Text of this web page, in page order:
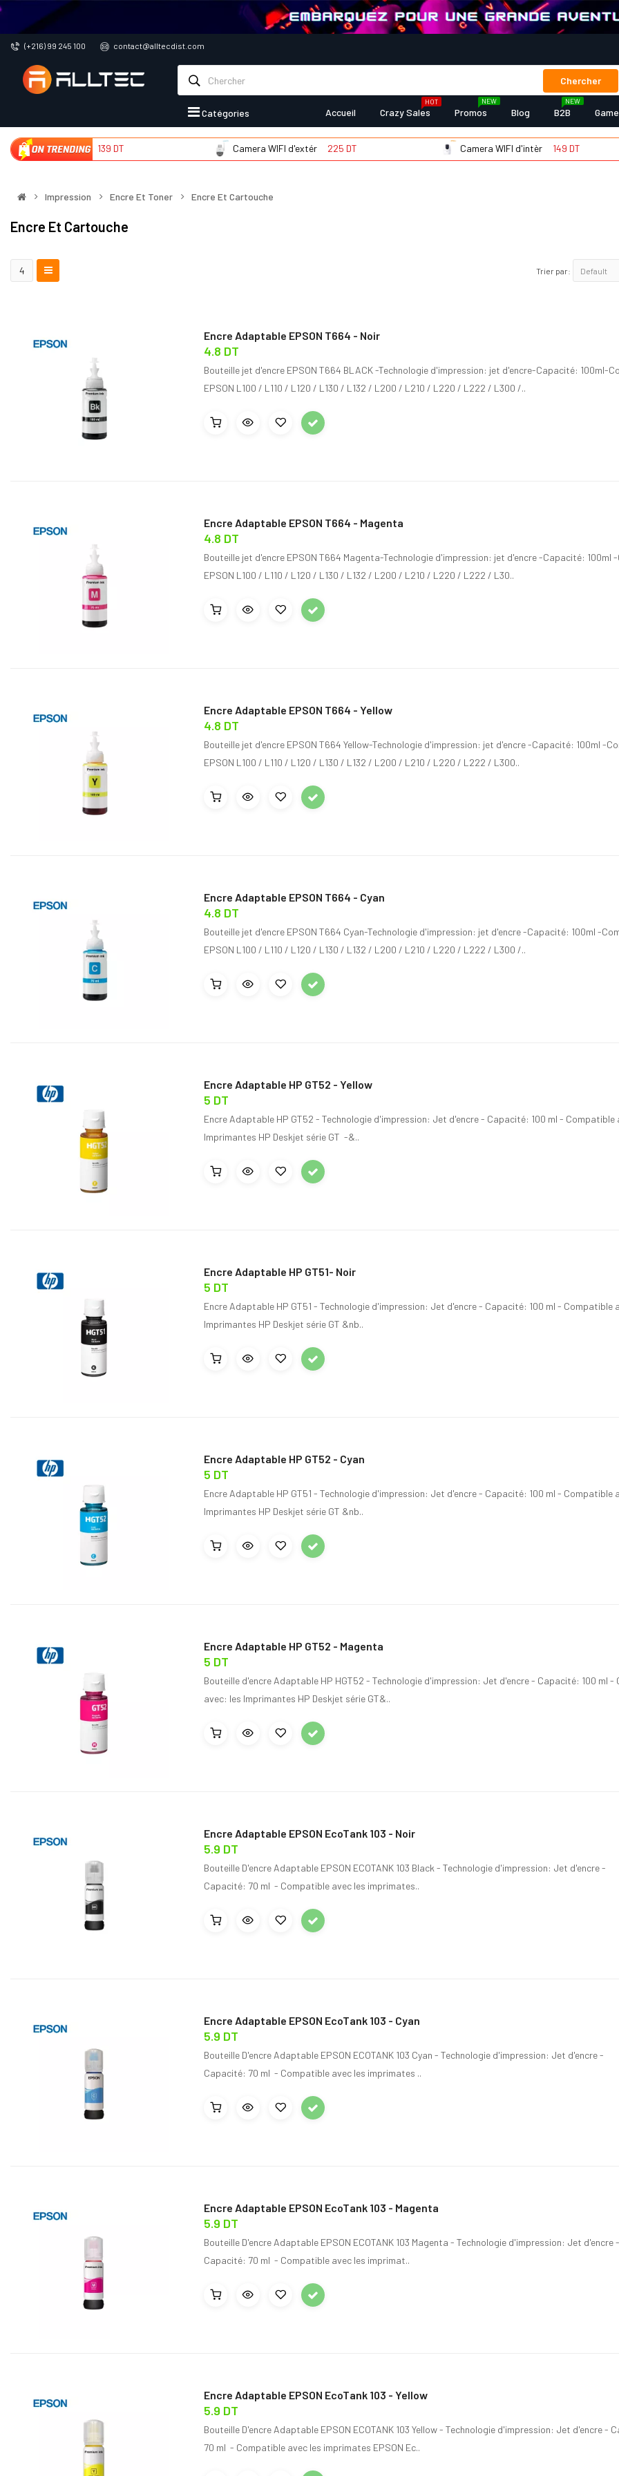
(+216) 99 245 100 contact@alltecdist.com
Chercher
Catégories Accueil Crazy Sales
HOT
Promos
NEW
Blog B2B
NEW
d'intér 139 DT Camera WIFI d'extér 225 DT Camera WIFI d'intèr 149 DT
Impression Encre Et Toner Encre Et Cartouche
Encre Et Cartouche
4 Trier par:
Encre Adaptable EPSON T664 - Noir
4.8 DT
Bouteille jet d'encre EPSON T664 BLACK -Technologie d'impression: jet d'encre-Capacité: 100ml-
EPSON L100 / L110 / L120 / L130 / L132 / L200 / L210 / L220 / L222 / L300 /..
Encre Adaptable EPSON T664 - Magenta
4.8 DT
Bouteille jet d'encre EPSON T664 Magenta-Technologie d'impression: jet d'encre -Capacité: 100ml
EPSON L100 / L110 / L120 / L130 / L132 / L200 / L210 / L220 / L222 / L30..
Encre Adaptable EPSON T664 - Yellow
4.8 DT
Bouteille jet d'encre EPSON T664 Yellow-Technologie d'impression: jet d'encre -Capacité: 100ml -
EPSON L100 / L110 / L120 / L130 / L132 / L200 / L210 / L220 / L222 / L300..
Encre Adaptable EPSON T664 - Cyan
4.8 DT
Bouteille jet d'encre EPSON T664 Cyan-Technologie d'impression: jet d'encre -Capacité: 100ml -
EPSON L100 / L110 / L120 / L130 / L132 / L200 / L210 / L220 / L222 / L300 /..
Encre Adaptable HP GT52 - Yellow
5 DT
Encre Adaptable HP GT52 - Technologie d'impression: Jet d'encre - Capacité: 100 ml - Compatible
Imprimantes HP Deskjet série GT -&..
Encre Adaptable HP GT51- Noir
5 DT
Encre Adaptable HP GT51 - Technologie d'impression: Jet d'encre - Capacité: 100 ml - Compatible
Imprimantes HP Deskjet série GT &nb..
Encre Adaptable HP GT52 - Cyan
5 DT
Encre Adaptable HP GT51 - Technologie d'impression: Jet d'encre - Capacité: 100 ml - Compatible
Imprimantes HP Deskjet série GT &nb..
Encre Adaptable HP GT52 - Magenta
5 DT
Bouteille d'encre Adaptable HP HGT52 - Technologie d'impression: Jet d'encre - Capacité: 100 ml -
avec: les Imprimantes HP Deskjet série GT&..
Encre Adaptable EPSON EcoTank 103 - Noir
5.9 DT
Bouteille D'encre Adaptable EPSON ECOTANK 103 Black - Technologie d'impression: Jet d'encre -
Capacité: 70 ml - Compatible avec les imprimates..
Encre Adaptable EPSON EcoTank 103 - Cyan
5.9 DT
Bouteille D'encre Adaptable EPSON ECOTANK 103 Cyan - Technologie d'impression: Jet d'encre -
Capacité: 70 ml - Compatible avec les imprimates ..
Encre Adaptable EPSON EcoTank 103 - Magenta
5.9 DT
Bouteille D'encre Adaptable EPSON ECOTANK 103 Magenta - Technologie d'impression: Jet d'encre -
Capacité: 70 ml - Compatible avec les imprimat..
Encre Adaptable EPSON EcoTank 103 - Yellow
5.9 DT
Bouteille D'encre Adaptable EPSON ECOTANK 103 Yellow - Technologie d'impression: Jet d'encre -
70 ml - Compatible avec les imprimates EPSON Ec..